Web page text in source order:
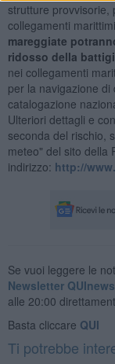
strutture provvisorie,
collegamenti
mareggiate
ridosso della
nei collegamenti
per la navigazione
catalogazione
Ulteriori dettagli e
seconda del rischio,
meteo" del sito della
indirizzo: http://
Se vuoi leggere le
Newsletter
alle 20:00
Basta cliccare QUI
Ti potrebbe